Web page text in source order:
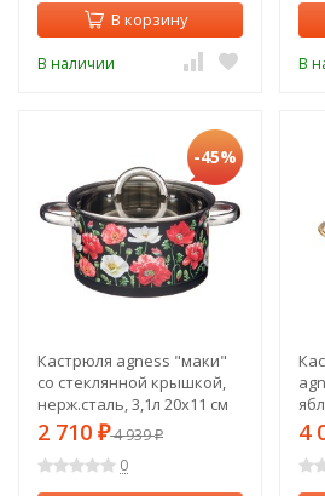
В корзину
В наличии В
-45%
Кастрюля agness "маки"
со стеклянной крышкой,
нерж.сталь, 3,1л 20х11 см
Agness (916-307)
2 710 ₽4 939₽
0
4